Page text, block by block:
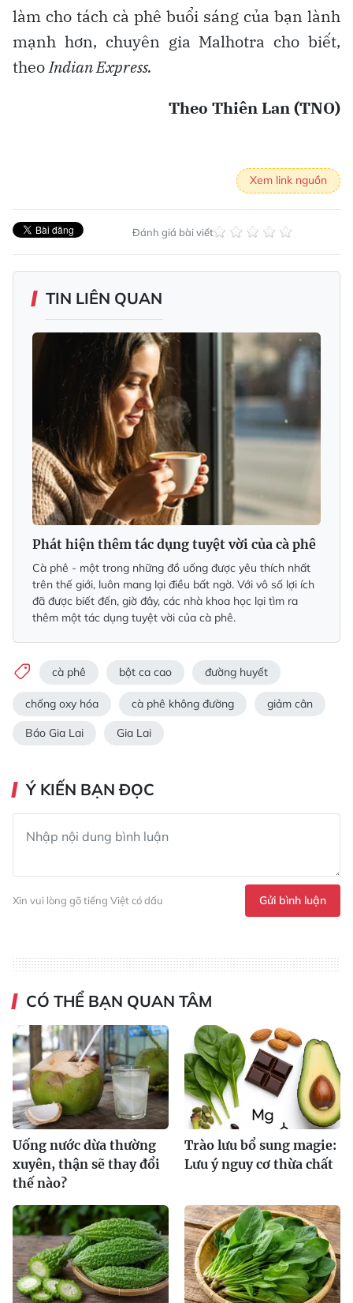
làm cho tách cà phê buổi sáng của bạn lành
mạnh hơn, chuyên gia Malhotra cho biết,
theoIndian Express.
Theo Thiên Lan (TNO)
Xem link nguồn
Đánh giá bài viết
TIN LIÊN QUAN
Phát hiện thêm tác dụng tuyệt vời của cà phê
Cà phê - một trong những đồ uống được yêu thích nhất
trên thế giới, luôn mang lại điều bất ngờ. Với vô số lợi ích
đã được biết đến, giờ đây, các nhà khoa học lại tìm ra
thêm một tác dụng tuyệt vời của cà phê.
cà phê bột ca cao đường huyết
chống oxy hóa cà phê không đường giảm cân
Báo Gia Lai Gia Lai
Ý KIẾN BẠN ĐỌC
Xin vui lòng gõ tiếng Việt có dấu Gửi bình luận
CÓ THỂ BẠN QUAN TÂM
Uống nước dừa thường
xuyên, thận sẽ thay đổi
thế nào?
Trào lưu bổ sung magie:
Lưu ý nguy cơ thừa chất